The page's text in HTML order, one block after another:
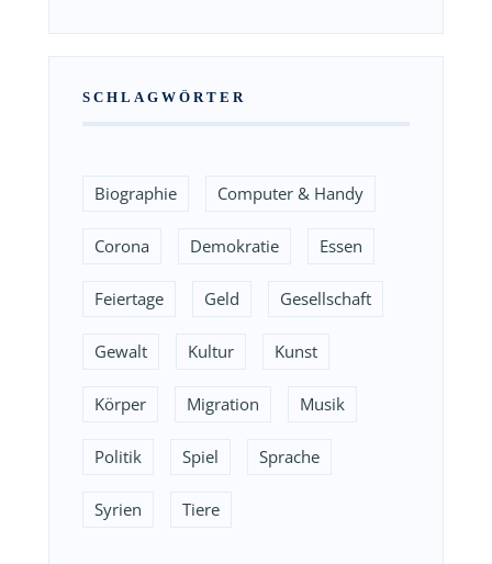
SCHLAGWÖRTER
Biographie Computer & Handy
Corona Demokratie Essen
Feiertage Geld Gesellschaft
Gewalt Kultur Kunst
Körper Migration Musik
Politik Spiel Sprache
Syrien Tiere